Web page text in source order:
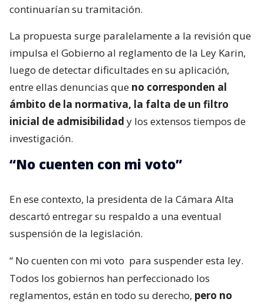
continuarían su tramitación.
La propuesta surge paralelamente a la revisión que
impulsa el Gobierno al reglamento de la Ley Karin,
luego de detectar dificultades en su aplicación,
entre ellas denuncias que no corresponden al
ámbito de la normativa, la falta de un filtro
inicial de admisibilidad y los extensos tiempos de
investigación.
“No cuenten con mi voto”
En ese contexto, la presidenta de la Cámara Alta
descartó entregar su respaldo a una eventual
suspensión de la legislación.
“ No cuenten con mi voto para suspender esta ley.
Todos los gobiernos han perfeccionado los
reglamentos, están en todo su derecho, pero no